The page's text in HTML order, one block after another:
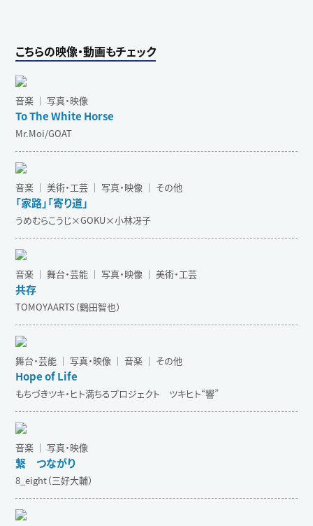
こちらの映像・動画もチェック
音楽 ｜ 写真・映像
To The White Horse
Mr.Moi/GOAT
音楽 ｜ 美術・工芸 ｜ 写真・映像 ｜ その他
「家路」「寄り道」
うめむらこうじ×GOKU×小林冴子
音楽 ｜ 舞台・芸能 ｜ 写真・映像 ｜ 美術・工芸
共存
TOMOYAARTS（鶴田智也）
舞台・芸能 ｜ 写真・映像 ｜ 音楽 ｜ その他
Hope of Life
もちづきツキ・ヒト満ちるプロジェクト ツキヒト“響”
音楽 ｜ 写真・映像
繋 つながり
8_eight（三好大輔）